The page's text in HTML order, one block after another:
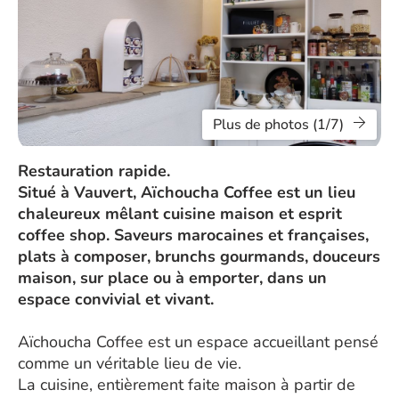
Plus de photos (1/7)
Restauration rapide.
Situé à Vauvert, Aïchoucha Coffee est un lieu
chaleureux mêlant cuisine maison et esprit
coffee shop. Saveurs marocaines et françaises,
plats à composer, brunchs gourmands, douceurs
maison, sur place ou à emporter, dans un
espace convivial et vivant.
Aïchoucha Coffee est un espace accueillant pensé
comme un véritable lieu de vie.
La cuisine, entièrement faite maison à partir de